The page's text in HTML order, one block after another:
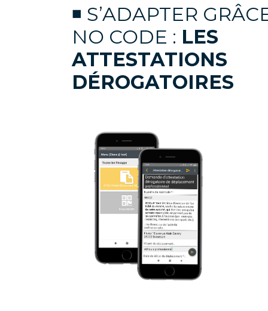
◾ S’ADAPTER
NO CODE : LES
ATTESTATIONS
DÉROGATOIRES